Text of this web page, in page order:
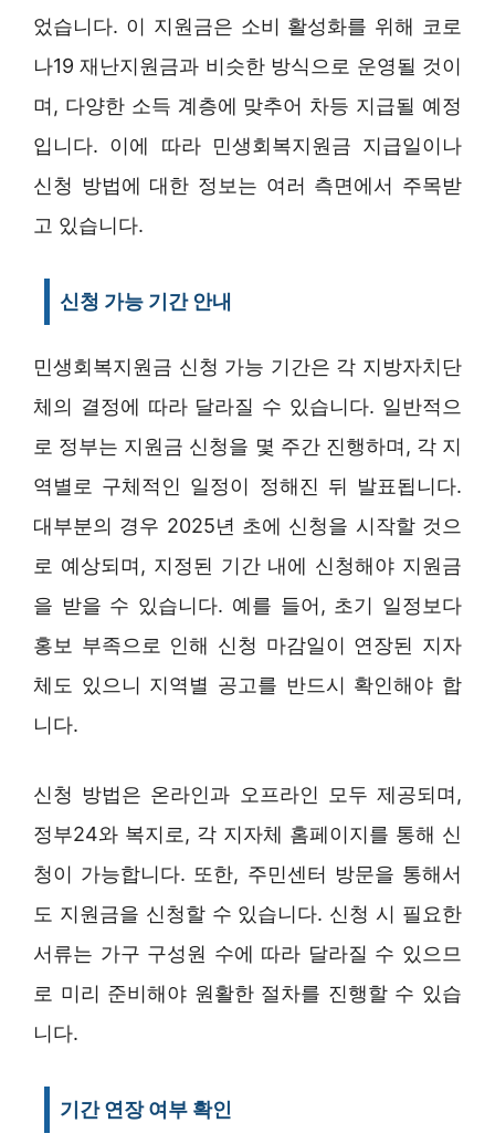
었습니다. 이 지원금은 소비 활성화를 위해 코로
나19 재난지원금과 비슷한 방식으로 운영될 것이
며, 다양한 소득 계층에 맞추어 차등 지급될 예정
입니다. 이에 따라 민생회복지원금 지급일이나
신청 방법에 대한 정보는 여러 측면에서 주목받
고 있습니다.
신청 가능 기간 안내
민생회복지원금 신청 가능 기간은 각 지방자치단
체의 결정에 따라 달라질 수 있습니다. 일반적으
로 정부는 지원금 신청을 몇 주간 진행하며, 각 지
역별로 구체적인 일정이 정해진 뒤 발표됩니다.
대부분의 경우 2025년 초에 신청을 시작할 것으
로 예상되며, 지정된 기간 내에 신청해야 지원금
을 받을 수 있습니다. 예를 들어, 초기 일정보다
홍보 부족으로 인해 신청 마감일이 연장된 지자
체도 있으니 지역별 공고를 반드시 확인해야 합
니다.
신청 방법은 온라인과 오프라인 모두 제공되며,
정부24와 복지로, 각 지자체 홈페이지를 통해 신
청이 가능합니다. 또한, 주민센터 방문을 통해서
도 지원금을 신청할 수 있습니다. 신청 시 필요한
서류는 가구 구성원 수에 따라 달라질 수 있으므
로 미리 준비해야 원활한 절차를 진행할 수 있습
니다.
기간 연장 여부 확인